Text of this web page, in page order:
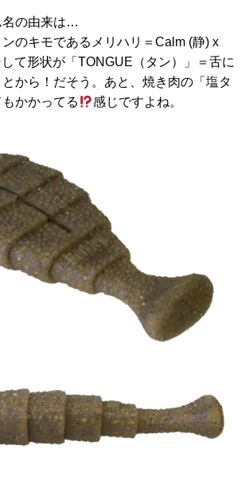
名の由来は…
のキモであるメリハリ＝Calm (静) x
て形状が「TONGUE（タン）」＝舌に
から！だそう。あと、焼き肉の「塩タ
かかってる
感じですよね。